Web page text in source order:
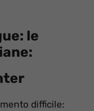
le
difficile: